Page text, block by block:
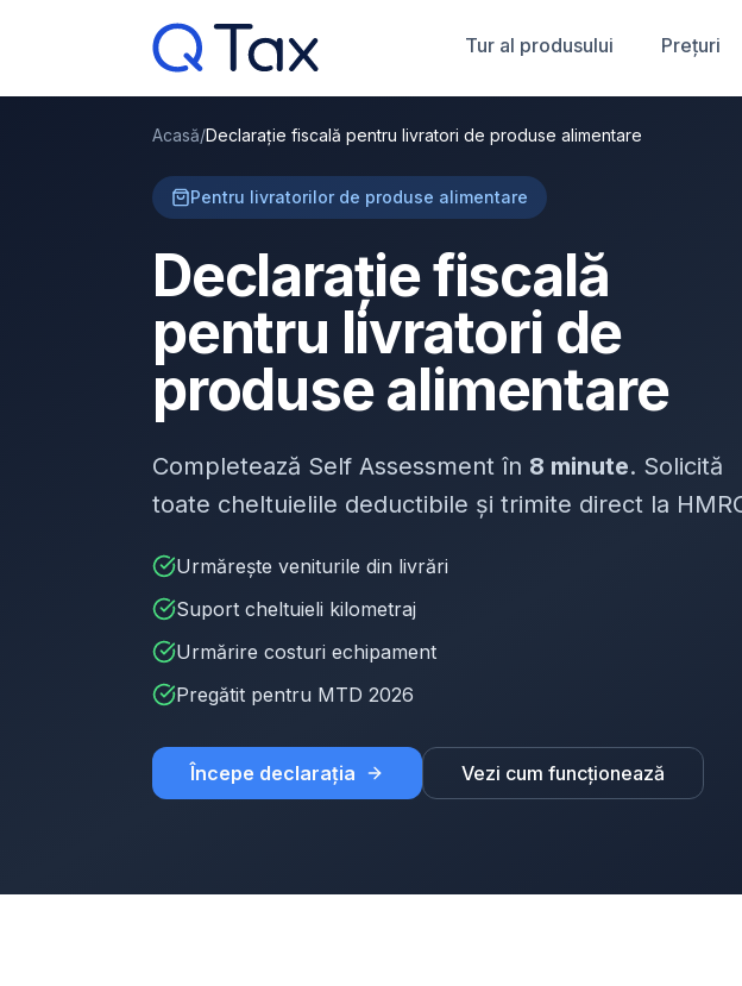
Tur al produsului Prețuri
Acasă/Declarație fiscală pentru livratori de produse alimentare
Pentru livratorilor de produse alimentare
Declarație fiscală
pentru livratori de
produse alimentare
Completează Self Assessment în 8 minute. Solicită
toate cheltuielile deductibile și trimite direct la
Urmărește veniturile din livrări
Suport cheltuieli kilometraj
Urmărire costuri echipament
Pregătit pentru MTD 2026
Începe declarația Vezi cum funcționează